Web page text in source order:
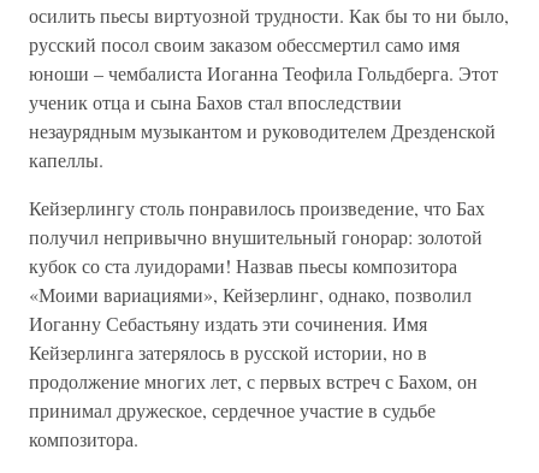
осилить пьесы виртуозной трудности. Как бы то ни было,
русский посол своим заказом обессмертил само имя
юноши – чембалиста Иоганна Теофила Гольдберга. Этот
ученик отца и сына Бахов стал впоследствии
незаурядным музыкантом и руководителем Дрезденской
капеллы.
Кейзерлингу столь понравилось произведение, что Бах
получил непривычно внушительный гонорар: золотой
кубок со ста луидорами! Назвав пьесы композитора
«Моими вариациями», Кейзерлинг, однако, позволил
Иоганну Себастьяну издать эти сочинения. Имя
Кейзерлинга затерялось в русской истории, но в
продолжение многих лет, с первых встреч с Бахом, он
принимал дружеское, сердечное участие в судьбе
композитора.